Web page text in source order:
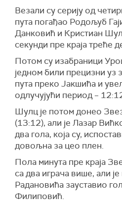
Везали су серију од
пута погађао Родољуб
Данковић и Кристиан
секунди пре краја треће
Потом су изабраници
једном били прецизни уз
пута преко Јакшића и
одлучујући период –
Шулц је потом донео
(13:12), али је Лазар
два гола, која су,
довољна за цео плен.
Пола минута пре краја
са два играча више, али
Радановића зауставио
Филиповић.